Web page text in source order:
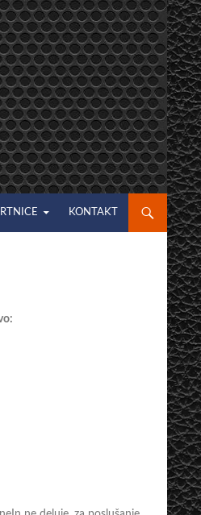
KONTAKT